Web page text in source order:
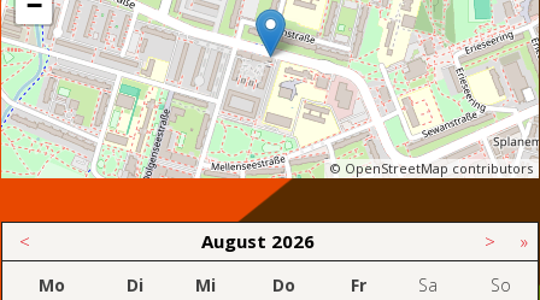
© OpenStreetMap contributors
< August 2026 > »
Mo Di Mi Do Fr Sa
So